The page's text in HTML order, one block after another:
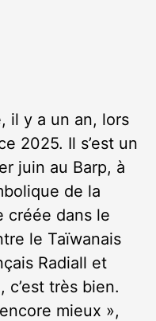
il y a un an, lors
2025. Il s’est un
er juin au Barp, à
de la
créée dans le
le Taïwanais
Radiall et
c’est très bien.
mieux »,